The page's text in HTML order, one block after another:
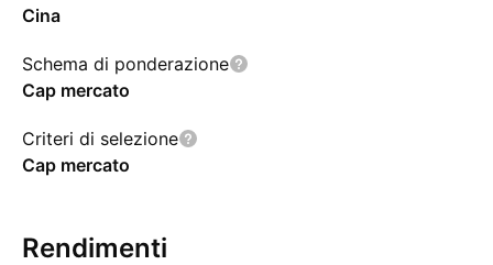
Cina
Schema di ponderazione
Cap mercato
Criteri di selezione
Cap mercato
Rendimenti